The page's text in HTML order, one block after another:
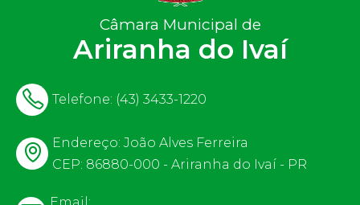
Câmara Municipal de
Ariranha do Ivaí
Telefone: (43) 3433-1220
Endereço: João Alves Ferreira
CEP: 86880-000 - Ariranha do Ivaí - PR